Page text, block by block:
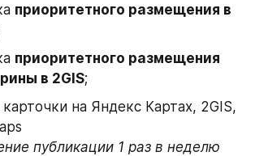
приоритетного размещения в
приоритетного размещения
в 2GIS;
карточки на Яндекс Картах, 2GIS,
публикации 1 раз в неделю